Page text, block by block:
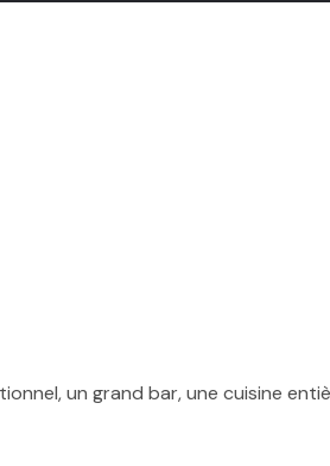
un grand bar, une cuisine